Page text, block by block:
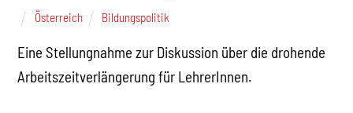
Österreich Bildungspolitik
Eine Stellungnahme zur Diskussion über die drohende
Arbeitszeitverlängerung für LehrerInnen.